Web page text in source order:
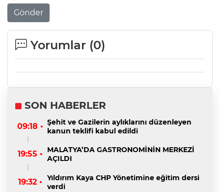
Gönder
Yorumlar (0)
SON HABERLER
09:18 • Şehit ve Gazilerin aylıklarını düzenleyen
kanun teklifi kabul edildi
19:55 •
MALATYA’DA GASTRONOMİNİN MERKEZİ
AÇILDI
19:32 •
Yıldırım Kaya CHP Yönetimine eğitim dersi
verdi